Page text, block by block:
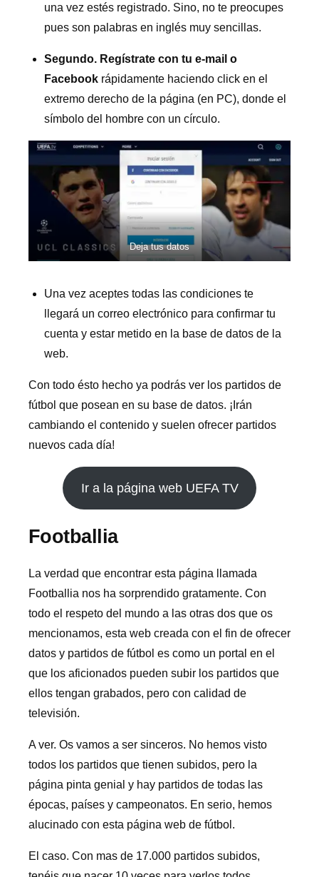
una vez estés registrado. Sino, no te preocupes
pues son palabras en inglés muy sencillas.
Segundo. Regístrate con tu e-mail o
Facebook rápidamente haciendo click en el
extremo derecho de la página (en PC), donde el
símbolo del hombre con un círculo.
Deja tus datos
Una vez aceptes todas las condiciones te
llegará un correo electrónico para confirmar tu
cuenta y estar metido en la base de datos de la
web.
Con todo ésto hecho ya podrás ver los partidos de
fútbol que posean en su base de datos. ¡Irán
cambiando el contenido y suelen ofrecer partidos
nuevos cada día!
Ir a la página web UEFA TV
Footballia
La verdad que encontrar esta página llamada
Footballia nos ha sorprendido gratamente. Con
todo el respeto del mundo a las otras dos que os
mencionamos, esta web creada con el fin de ofrecer
datos y partidos de fútbol es como un portal en el
que los aficionados pueden subir los partidos que
ellos tengan grabados, pero con calidad de
televisión.
A ver. Os vamos a ser sinceros. No hemos visto
todos los partidos que tienen subidos, pero la
página pinta genial y hay partidos de todas las
épocas, países y campeonatos. En serio, hemos
alucinado con esta página web de fútbol.
El caso. Con mas de 17.000 partidos subidos,